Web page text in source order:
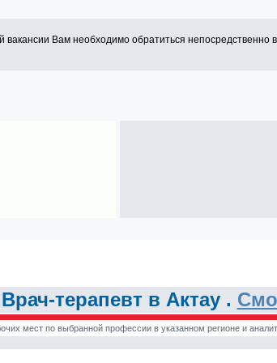
Вам необходимо обратиться
Врач-терапевт в Актау .
мест по выбранной профессии в указанном регионе и